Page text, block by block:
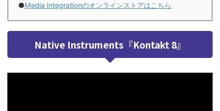
●Media Integrationのオンラインストアはこちら
Native Instruments『Kontakt 8』